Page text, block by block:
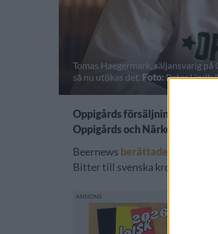
Tomas Haegermark, säljansvarig
så nu utökas det. Foto: Peter
Oppigårds försäljning av
Oppigårds och Närke
Beernews berättade tidigare i
Bitter till svenska krogar.